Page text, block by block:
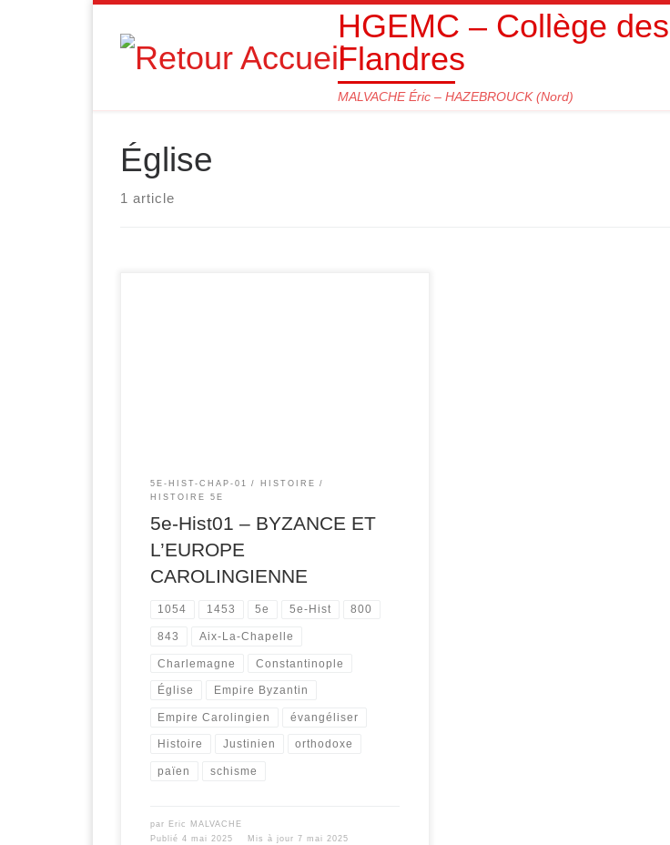
HGEMC – Collège des
Flandres
MALVACHE Éric – HAZEBROUCK (Nord)
Église
1 article
5E-HIST-CHAP-01
HISTOIRE
HISTOIRE 5E
5e-Hist01 – BYZANCE ET
L’EUROPE
CAROLINGIENNE
1054 1453 5e 5e-Hist 800
843 Aix-La-Chapelle
Charlemagne Constantinople
Église Empire Byzantin
Empire Carolingien évangéliser
Histoire Justinien orthodoxe
païen schisme
par Eric MALVACHE
Publié 4 mai 2025 Mis à jour 7 mai 2025